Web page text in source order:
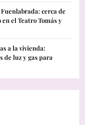
cerca de
el Teatro Tomás y
a la vivienda:
de luz y gas para